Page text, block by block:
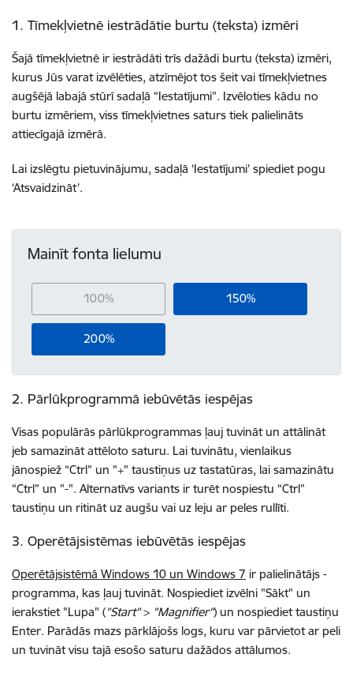
1. Tīmekļvietnē iestrādātie burtu (teksta) izmēri
Šajā tīmekļvietnē ir iestrādāti trīs dažādi burtu (teksta) izmēri,
kurus Jūs varat izvēlēties, atzīmējot tos šeit vai tīmekļvietnes
augšējā labajā stūrī sadaļā “Iestatījumi”. Izvēloties kādu no
burtu izmēriem, viss tīmekļvietnes saturs tiek palielināts
attiecīgajā izmērā.
Lai izslēgtu pietuvinājumu, sadaļā ‘Iestatījumi’ spiediet pogu
‘Atsvaidzināt’.
Mainīt fonta lielumu
100% 150%
200%
2. Pārlūkprogrammā iebūvētās iespējas
Visas populārās pārlūkprogrammas ļauj tuvināt un attālināt
jeb samazināt attēloto saturu. Lai tuvinātu, vienlaikus
jānospiež “Ctrl” un "+" taustiņus uz tastatūras, lai samazinātu
“Ctrl” un "-". Alternatīvs variants ir turēt nospiestu “Ctrl”
taustiņu un ritināt uz augšu vai uz leju ar peles rullīti.
3. Operētājsistēmas iebūvētās iespējas
Operētājsistēmā Windows 10 un Windows 7 ir palielinātājs -
programma, kas ļauj tuvināt. Nospiediet izvēlni "Sākt" un
ierakstiet "Lupa" ("Start"> "Magnifier") un nospiediet taustiņu
Enter. Parādās mazs pārklājošs logs, kuru var pārvietot ar peli
un tuvināt visu tajā esošo saturu dažādos attālumos.